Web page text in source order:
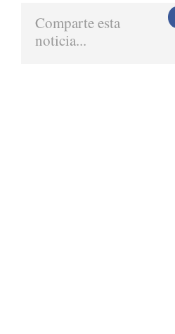
Comparte esta
noticia...